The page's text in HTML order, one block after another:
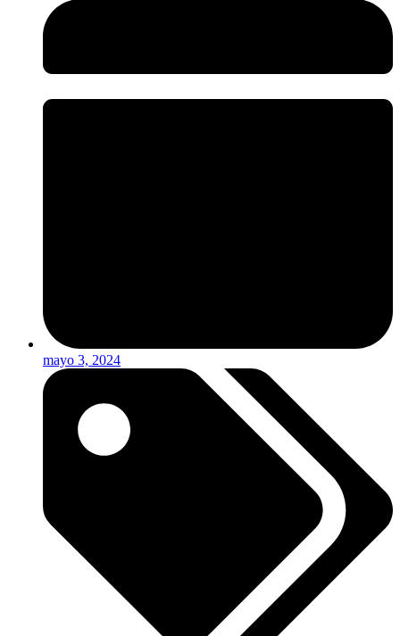
mayo 3, 2024